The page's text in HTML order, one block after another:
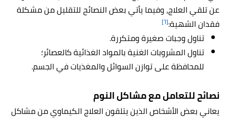
عن تلقي العلاج، وفيما يأتي بعض النصائح للتقليل من مشكلة
فقدان الشهية:[٦]
تناول وجبات صغيرة ومتكررة.
تناول المشروبات الغنية بالمواد الغذائية كالعصائر؛
للمحافظة على توازن السوائل والمغذيات في الجسم.
نصائح للتعامل مع مشاكل النوم
يعاني بعض الأشخاص الذين يتلقون العلاج الكيماوي من مشاكل